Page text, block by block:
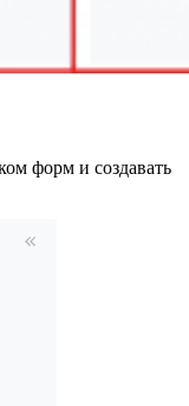
форм и создавать